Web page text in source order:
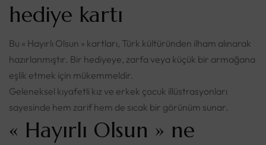
hediye kartı
Bu « Hayırlı Olsun » kartları, Türk kültüründen ilham alınarak
hazırlanmıştır. Bir hediyeye, zarfa veya küçük bir armağana
eşlik etmek için mükemmeldir.
Geleneksel kıyafetli kız ve erkek çocuk illüstrasyonları
sayesinde hem zarif hem de sıcak bir görünüm sunar.
« Hayırlı Olsun » ne